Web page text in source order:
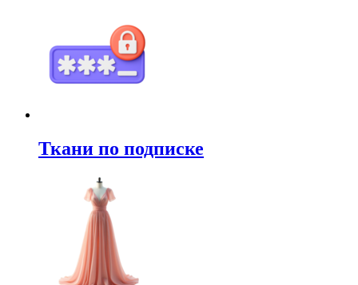
Ткани по подписке